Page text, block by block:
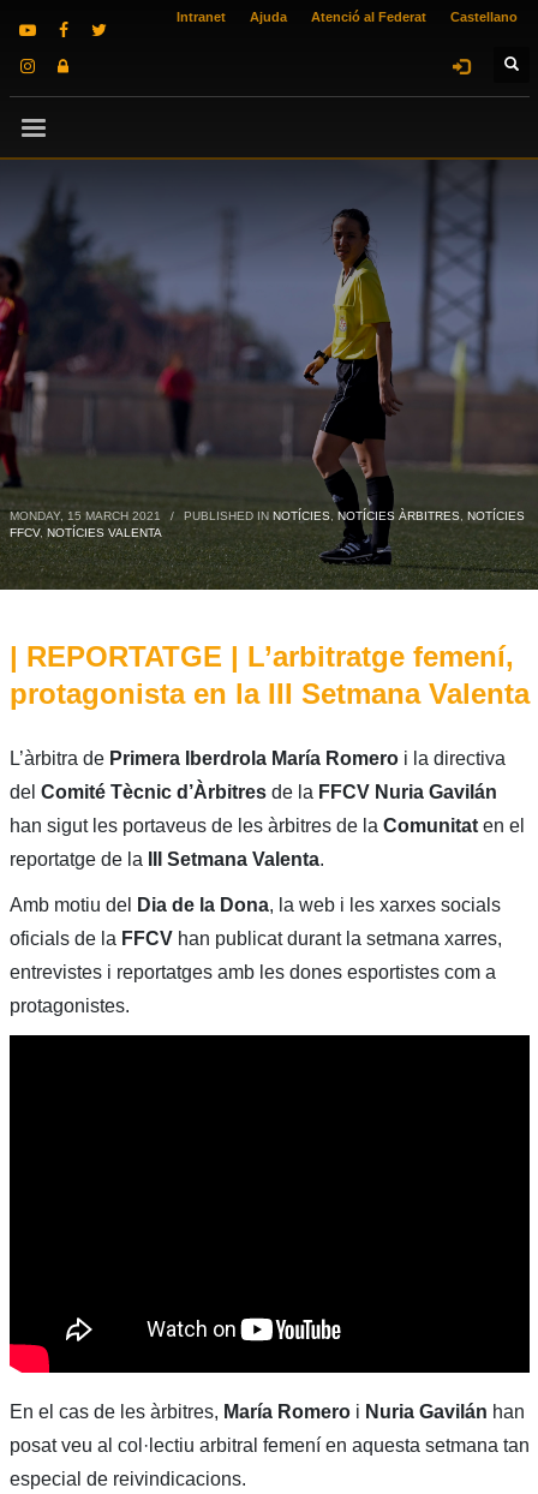
Intranet Ajuda Atenció al Federat Castellano
MONDAY, 15 MARCH 2021 / PUBLISHED IN NOTÍCIES NOTÍCIES ÀRBITRES, NOTÍCIES
FFCV, NOTÍCIES VALENTA
| REPORTATGE | L’arbitratge femení,
protagonista en la III Setmana Valenta
L’àrbitra de Primera Iberdrola María Romeroi la directiva
del Comité Tècnic d’Àrbitresde la FFCV Nuria Gavilán
han sigut les portaveus de les àrbitres de la Comunitat en el
reportatge de la III Setmana Valenta.
Amb motiu del Dia de la Dona, la web i les xarxes socials
oficials de la FFCV han publicat durant la setmana xarres,
entrevistes i reportatges amb les dones esportistes com a
protagonistes.
En el cas de les àrbitres, María Romeroi Nuria Gavilán han
posat veu al col·lectiu arbitral femení en aquesta setmana tan
especial de reivindicacions.